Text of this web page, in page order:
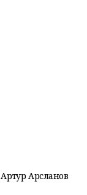
Артур Арсланов